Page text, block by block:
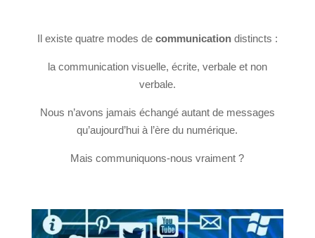
Il existe quatre modes de communicationdistincts :
la communication visuelle, écrite, verbale et non
verbale.
Nous n’avons jamais échangé autant de messages
qu’aujourd’hui à l’ère du numérique.
Mais communiquons-nous vraiment ?